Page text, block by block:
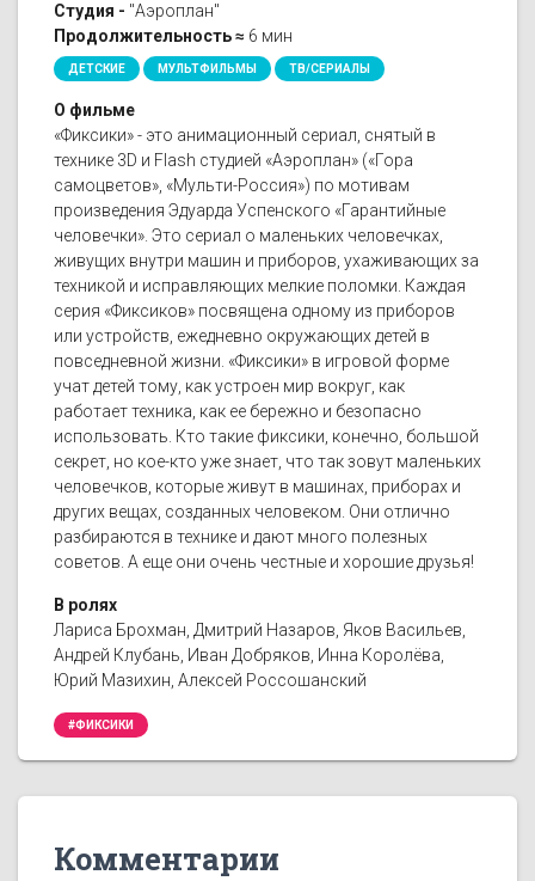
Студия - "Аэроплан"
Продолжительность ≈ 6 мин
ДЕТСКИЕ МУЛЬТФИЛЬМЫ ТВ/СЕРИАЛЫ
О фильме
«Фиксики» - это анимационный сериал, снятый в
технике 3D и Flash студией «Аэроплан» («Гора
самоцветов», «Мульти-Россия») по мотивам
произведения Эдуарда Успенского «Гарантийные
человечки». Это сериал о маленьких человечках,
живущих внутри машин и приборов, ухаживающих за
техникой и исправляющих мелкие поломки. Каждая
серия «Фиксиков» посвящена одному из приборов
или устройств, ежедневно окружающих детей в
повседневной жизни. «Фиксики» в игровой форме
учат детей тому, как устроен мир вокруг, как
работает техника, как ее бережно и безопасно
использовать. Кто такие фиксики, конечно, большой
секрет, но кое-кто уже знает, что так зовут маленьких
человечков, которые живут в машинах, приборах и
других вещах, созданных человеком. Они отлично
разбираются в технике и дают много полезных
советов. А еще они очень честные и хорошие друзья!
В ролях
Лариса Брохман, Дмитрий Назаров, Яков Васильев,
Андрей Клубань, Иван Добряков, Инна Королёва,
Юрий Мазихин, Алексей Россошанский
#ФИКСИКИ
Комментарии